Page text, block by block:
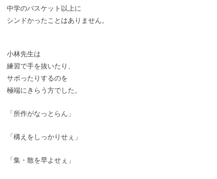
中学のバスケット以上に
シンドかったことはありません。
小林先生は
練習で手を抜いたり、
サボったりするのを
極端にきらう方でした。
「所作がなっとらん」
「構えをしっかりせぇ」
「集・散を早よせぇ」